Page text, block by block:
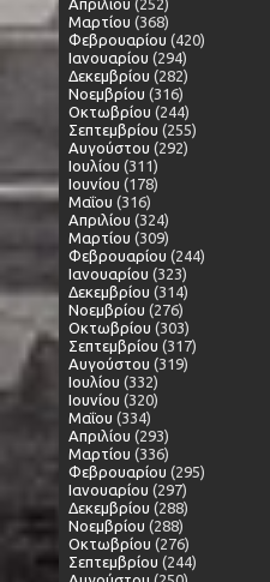
Μαρτίου (368)
Φεβρουαρίου (420)
Ιανουαρίου (294)
Δεκεμβρίου (282)
Νοεμβρίου (316)
Οκτωβρίου (244)
Σεπτεμβρίου (255)
Αυγούστου (292)
Ιουλίου (311)
Ιουνίου (178)
Μαΐου (316)
Απριλίου (324)
Μαρτίου (309)
Φεβρουαρίου (244)
Ιανουαρίου (323)
Δεκεμβρίου (314)
Νοεμβρίου (276)
Οκτωβρίου (303)
Σεπτεμβρίου (317)
Αυγούστου (319)
Ιουλίου (332)
Ιουνίου (320)
Μαΐου (334)
Απριλίου (293)
Μαρτίου (336)
Φεβρουαρίου (295)
Ιανουαρίου (297)
Δεκεμβρίου (288)
Νοεμβρίου (288)
Οκτωβρίου (276)
Σεπτεμβρίου (244)